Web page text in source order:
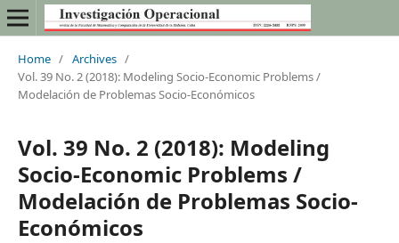
Home / Archives /
Vol. 39 No. 2 (2018): Modeling Socio-Economic Problems /
Modelación de Problemas Socio-Económicos
Vol. 39 No. 2 (2018): Modeling
Socio-Economic Problems /
Modelación de Problemas Socio-
Económicos